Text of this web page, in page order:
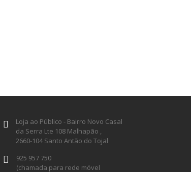
Loja ao Público - Bairro Novo Casal
da Serra Lte 108 Malhapão ,
2660-104 Santo Antão do Tojal
925 957 750
(chamada para rede móvel